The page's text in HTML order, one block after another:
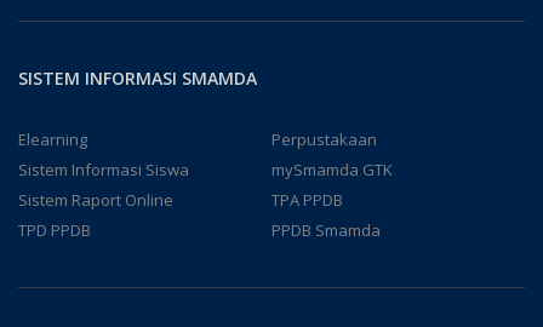
SISTEM INFORMASI SMAMDA
Elearning
Perpustakaan
Sistem Informasi Siswa
mySmamda GTK
Sistem Raport Online
TPA PPDB
TPD PPDB
PPDB Smamda